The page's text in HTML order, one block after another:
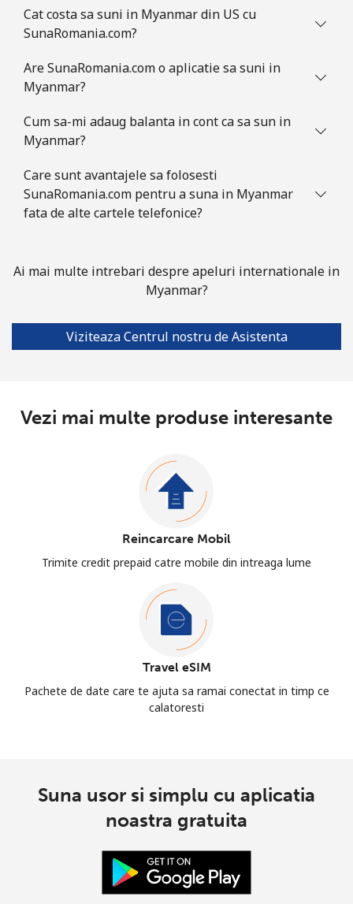
Cat costa sa suni in Myanmar din US cu
SunaRomania.com?
Are SunaRomania.com o aplicatie sa suni in
Myanmar?
Cum sa-mi adaug balanta in cont ca sa sun in
Myanmar?
Care sunt avantajele sa folosesti
SunaRomania.com pentru a suna in Myanmar
fata de alte cartele telefonice?
Ai mai multe intrebari despre apeluri internationale in
Myanmar?
Viziteaza Centrul nostru de Asistenta
Vezi mai multe produse interesante
Reincarcare Mobil
Trimite credit prepaid catre mobile din intreaga lume
Travel eSIM
Pachete de date care te ajuta sa ramai conectat in timp ce
calatoresti
Suna usor si simplu cu aplicatia
noastra gratuita